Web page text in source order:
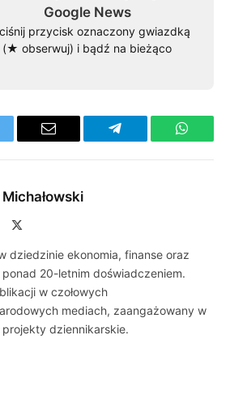
Google News
przycisk oznaczony gwiazdką
(★ obserwuj) i bądź na bieżąco
Email Telegram
dziedzinie ekonomia, finanse oraz
ponad 20-letnim doświadczeniem.
w czołowych
mediach, zaangażowany w
dziennikarskie.